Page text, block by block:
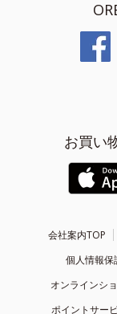
お買い
会社案内TOP
個人情報保
オンラインシ
ポイントサー